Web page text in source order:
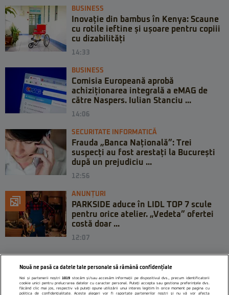
BUSINESS
Inovație din bambus în Kenya: Scaune
cu rotile ieftine și ușoare pentru copiii
cu dizabilități
14:33
BUSINESS
Comisia Europeană aprobă
achiziționarea integrală a eMAG de
către Naspers. Iulian Stanciu ...
14:06
SECURITATE INFORMATICĂ
Frauda „Banca Națională”: Trei
suspecți au fost arestați la București
după un prejudiciu ...
12:56
ANUNȚURI
PARKSIDE aduce în LIDL TOP 7 scule
pentru orice atelier. „Vedeta” ofertei
costă doar ...
12:07
Nouă ne pasă ca datele tale personale să rămână confidențiale
Noi și partenerii noștri1019 stocăm și/sau accesăm informații pe dispozitivul dvs., precum identificatorii
cookie unici pentru prelucrarea datelor cu caracter personal. Puteți accepta sau gestiona preferințele dvs.
făcând clic mai jos, respectiv vă puteți opune utilizării unui interes legitim în orice moment pe pagina cu
politica de confidențialitate. Aceste alegeri vor fi raportate partenerilor noștri și nu vă vor afecta